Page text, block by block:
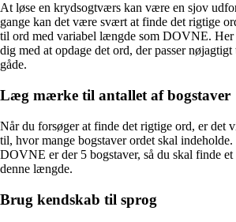
At løse en krydsogtværs kan være en sjov
gange kan det være svært at finde det rigtige
til ord med variabel længde som DOVNE.
dig med at opdage det ord, der passer
gåde.
Læg mærke til antallet af bogstaver
Når du forsøger at finde det rigtige ord, er det
til, hvor mange bogstaver ordet skal
DOVNE er der 5 bogstaver, så du skal finde et
denne længde.
Brug kendskab til sprog